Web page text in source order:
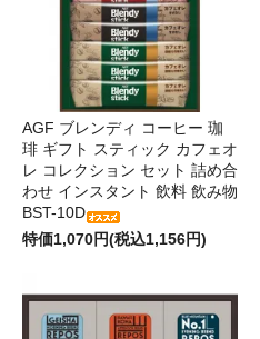
AGF ブレンディ コーヒー 珈
琲 ギフト スティック カフェオ
レ コレクション セット 詰め合
わせ インスタント 飲料 飲み物
BST-10D
特価1,070円(税込1,156円)